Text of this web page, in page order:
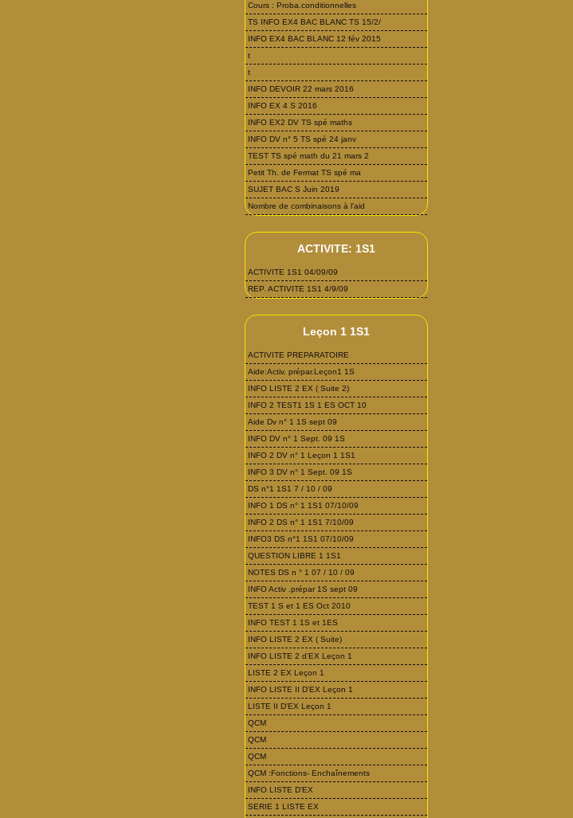
Cours : Proba.conditionnelles
TS INFO EX4 BAC BLANC TS 15/2/
INFO EX4 BAC BLANC 12 fév 2015
t
t
INFO DEVOIR 22 mars 2016
INFO EX 4 S 2016
INFO EX2 DV TS spé maths
INFO DV n° 5 TS spé 24 janv
TEST TS spé math du 21 mars 2
Petit Th. de Fermat TS spé ma
SUJET BAC S Juin 2019
Nombre de combinaisons à l'aid
ACTIVITE: 1S1
ACTIVITE 1S1 04/09/09
REP. ACTIVITE 1S1 4/9/09
Leçon 1 1S1
ACTIVITE PREPARATOIRE
Aide:Activ. prépar.Leçon1 1S
INFO LISTE 2 EX ( Suite 2)
INFO 2 TEST1 1S 1 ES OCT 10
Aide Dv n° 1 1S sept 09
INFO DV n° 1 Sept. 09 1S
INFO 2 DV n° 1 Leçon 1 1S1
INFO 3 DV n° 1 Sept. 09 1S
DS n°1 1S1 7 / 10 / 09
INFO 1 DS n° 1 1S1 07/10/09
INFO 2 DS n° 1 1S1 7/10/09
INFO3 DS n°1 1S1 07/10/09
QUESTION LIBRE 1 1S1
NOTES DS n ° 1 07 / 10 / 09
INFO Activ .prépar 1S sept 09
TEST 1 S et 1 ES Oct 2010
INFO TEST 1 1S et 1ES
INFO LISTE 2 EX ( Suite)
INFO LISTE 2 d'EX Leçon 1
LISTE 2 EX Leçon 1
INFO LISTE II D'EX Leçon 1
LISTE II D'EX Leçon 1
QCM
QCM
QCM
QCM :Fonctions- Enchaînements
INFO LISTE D'EX
SERIE 1 LISTE EX